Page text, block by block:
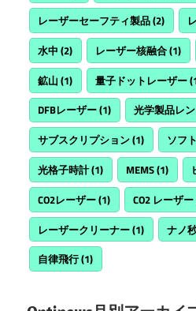
レーザーセーフティ製品(2)
水中 (2) レーザー核融合(1)
鉱山 (1) 量子ドットレーザー
DFBレーザー(1) 光学製品レ
サブスクリプション(1) ソフ
光格子時計(1) MEMS(1)
CO2レーザー(1) CO2 レーザー
レーザークリーナー(1) ナノ
自律飛行(1)